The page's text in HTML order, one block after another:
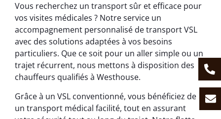
Vous recherchez un transport sûr et efficace pour
vos visites médicales ? Notre service un
accompagnement personnalisé de transport VSL
avec des solutions adaptées à vos besoins
particuliers. Que ce soit pour un aller simple ou un
trajet récurrent, nous mettons à disposition des
chauffeurs qualifiés à Westhouse.
Grâce à un VSL conventionné, vous bénéficiez de
un transport médical facilité, tout en assurant